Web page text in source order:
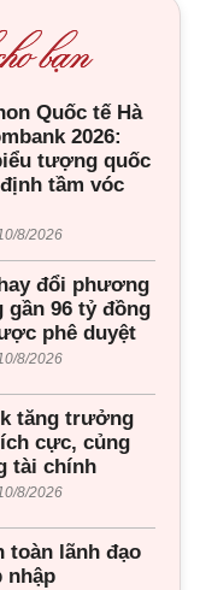
Quốc tế Hà
2026:
tượng quốc
tầm vóc
8/2026
đổi phương
gần 96 tỷ đồng
phê duyệt
8/2026
tăng trưởng
cực, củng
tài chính
8/2026
toàn lãnh đạo
nhập